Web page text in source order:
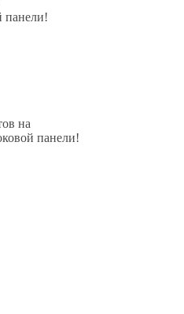
панели!
на
панели!